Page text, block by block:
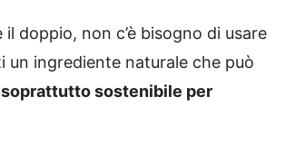
doppio, non c’è bisogno di usare
un ingrediente naturale che può
sostenibile per